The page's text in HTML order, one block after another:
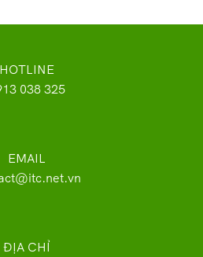
HOTLINE
038 325
EMAIL
ĐỊA CHỈ